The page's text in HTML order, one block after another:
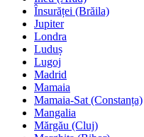
Însurăței (Brăila)
Jupiter
Londra
Luduș
Lugoj
Madrid
Mamaia
Mamaia-Sat (Constanța)
Mangalia
Mărgău (Cluj)